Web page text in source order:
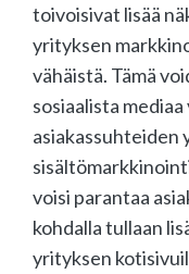
toivoisivat lisää
yrityksen
vähäistä. Tämä
sosiaalista
asiakassuhteiden
voisi parantaa
kohdalla tullaan
yrityksen